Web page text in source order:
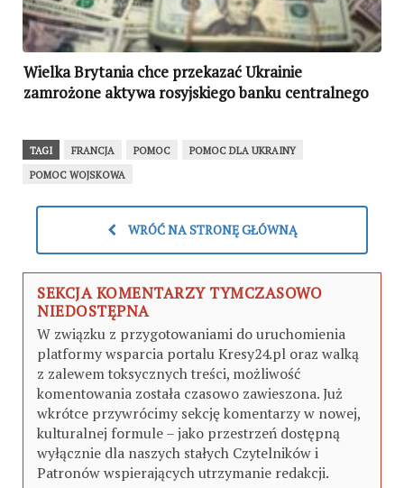
Wielka Brytania chce przekazać Ukrainie
zamrożone aktywa rosyjskiego banku centralnego
TAGI FRANCJA POMOC
POMOC DLA UKRAINY
POMOC WOJSKOWA
WRÓĆ NA STRONĘ GŁÓWNĄ
SEKCJA KOMENTARZY TYMCZASOWO
NIEDOSTĘPNA
W związku z przygotowaniami do uruchomienia
platformy wsparcia portalu Kresy24.pl oraz walką
z zalewem toksycznych treści, możliwość
komentowania została czasowo zawieszona. Już
wkrótce przywrócimy sekcję komentarzy w nowej,
kulturalnej formule – jako przestrzeń dostępną
wyłącznie dla naszych stałych Czytelników i
Patronów wspierających utrzymanie redakcji.